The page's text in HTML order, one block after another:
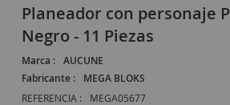
Planeador con personaje POWER RANGERS
Negro - 11 Piezas
Marca :
AUCUNE
Fabricante :
MEGA BLOKS
REFERENCIA : MEGA05677